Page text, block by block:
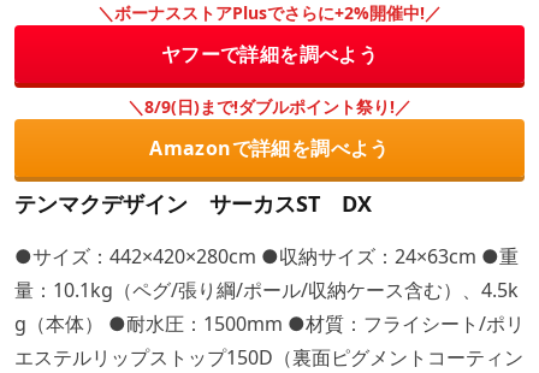
＼ボーナスストアPlusでさらに+2%開催中!／
ヤフーで詳細を調べよう
＼8/9(日)まで!ダブルポイント祭り!／
Amazonで詳細を調べよう
テンマクデザイン サーカスST DX
●サイズ：442×420×280cm ●収納サイズ：24×63cm ●重
量：10.1kg（ペグ/張り綱/ポール/収納ケース含む）、4.5k
g（本体） ●耐水圧：1500mm ●材質：フライシート/ポリ
エステルリップストップ150D（裏面ピグメントコーティン